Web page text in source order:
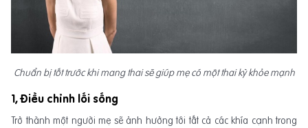
Chuẩn bị tốt trước khi mang thai sẽ giúp mẹ có một thai kỳ khỏe mạnh
1, Điều chỉnh lối sống
Trở thành một người mẹ sẽ ảnh hưởng tới tất cả các khía cạnh trong